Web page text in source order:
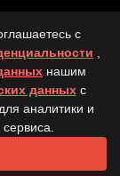
касающаяся
носит
характер. Не
соответствии
с
нашим
данныхс
аналитики и